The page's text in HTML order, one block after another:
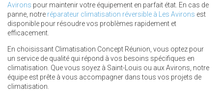
Avirons pour maintenir votre équipement en parfait état. En cas de
panne, notre réparateur climatisation réversible à Les Avirons est
disponible pour résoudre vos problèmes rapidement et
efficacement.
En choisissant Climatisation Concept Réunion, vous optez pour
un service de qualité qui répond à vos besoins spécifiques en
climatisation. Que vous soyez à Saint-Louis ou aux Avirons, notre
équipe est prête à vous accompagner dans tous vos projets de
climatisation.